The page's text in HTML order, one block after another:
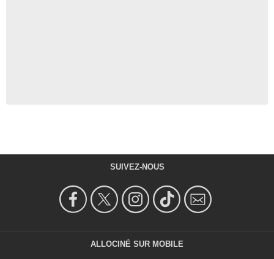
SUIVEZ-NOUS
ALLOCINÉ SUR MOBILE